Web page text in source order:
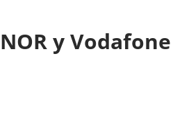
y Vodafone